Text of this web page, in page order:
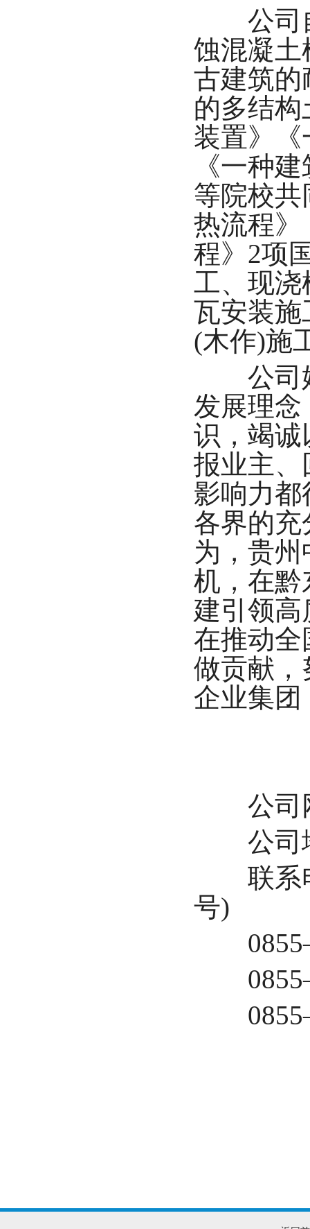
公司自
蚀混凝土
古建筑的
的多结
装置》
《一种
等院校
热流程》
程》2项
工、现浇
瓦安装施
(木作)施
公司始
发展理
识，竭诚
报业主、
影响力
各界的
为，贵
机，在黔
建引领
在推动全
做贡献，
企业集
公司网
公司地
联系电
号)